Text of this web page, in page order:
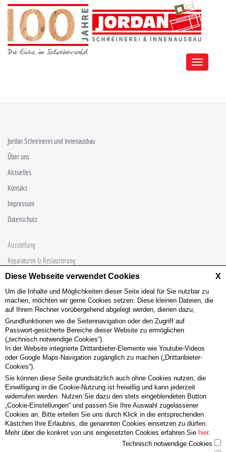
Diese Webseite verwendet Cookies X
Um die Inhalte und Möglichkeiten dieser Seite ideal für Sie nutzbar zu
machen, möchten wir gerne Cookies setzen: Diese kleinen Dateien, die
auf Ihrem Rechner vorübergehend abgelegt werden, dienen dazu,
Grundfunktionen wie die Seitennavigation oder den Zugriff auf
Passwort-gesicherte Bereiche dieser Website zu ermöglichen
(„technisch notwendige Cookies“).
In der Website integrierte Drittanbieter-Elemente wie Youtube-Videos
oder Google Maps-Navigation zugänglich zu machen („Drittanbieter-
Cookies“).
Sie können diese Seite grundsätzlich auch ohne Cookies nutzen, die
Einwilligung in die Cookie-Nutzung ist freiwillig und kann jederzeit
widerrufen werden. Nutzen Sie dazu den stets eingeblendeten Button
„Cookie-Einstellungen“ und passen Sie Ihre Auswahl zugelassener
Cookies an. Bitte erteilen Sie uns durch Klick in die entsprechenden
Kästchen Ihre Erlaubnis, die genannten Cookies einsetzen zu dürfen.
Mehr über die konkret von uns eingesetzten Cookies erfahren Sie hier.
Technisch notwendige Cookies
Toggle
Jordan Schreinerei und Innenausbau
Über uns
Aktuelles
Kontakt
Impressum
Datenschutz
Ausstellung
Reparaturen & Restaurierung
Sondertüren
Schlafsysteme
Möbelschreinerei
Beschusshemmung Brandschutz Einbruch
Einbruchhemmung
Einbruchssicherung
Passivhaustüren Rauchschutz
Schallschutz
Sondertüren
Fenster klemmt Garderoben
Haustüre defekt
Möbel auffrischen
Möbelreparatur Möbelschreinerei
Reparatur
Restaurierung
Scharnier kaputt Schloß kaputt
Schranktüre klemmt
Schublade reparieren
Stühle leimen Tischplatte schleifen
Relax 2000
Schlafsysteme
DIE WOH(L)NFÜHLOASE Tradition Forcher-Schlafsysteme